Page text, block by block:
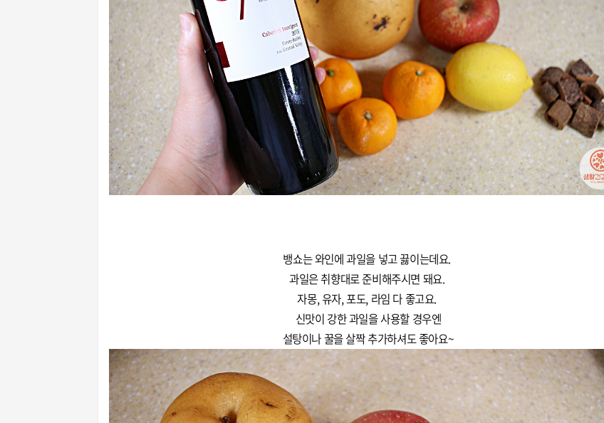
뱅쇼는 와인에 과일을 넣고 끓이는데요.
과일은 취향대로 준비해주시면 돼요.
자몽, 유자, 포도, 라임 다 좋고요.
신맛이 강한 과일을 사용할 경우엔
설탕이나 꿀을 살짝 추가하셔도 좋아요~